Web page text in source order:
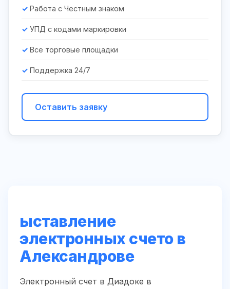
Работа с Честным знаком
УПД с кодами маркировки
Все торговые площадки
Поддержка 24/7
Оставить заявку
ыставление
электронных счето в
Александрове
Электронный счет в Диадоке в